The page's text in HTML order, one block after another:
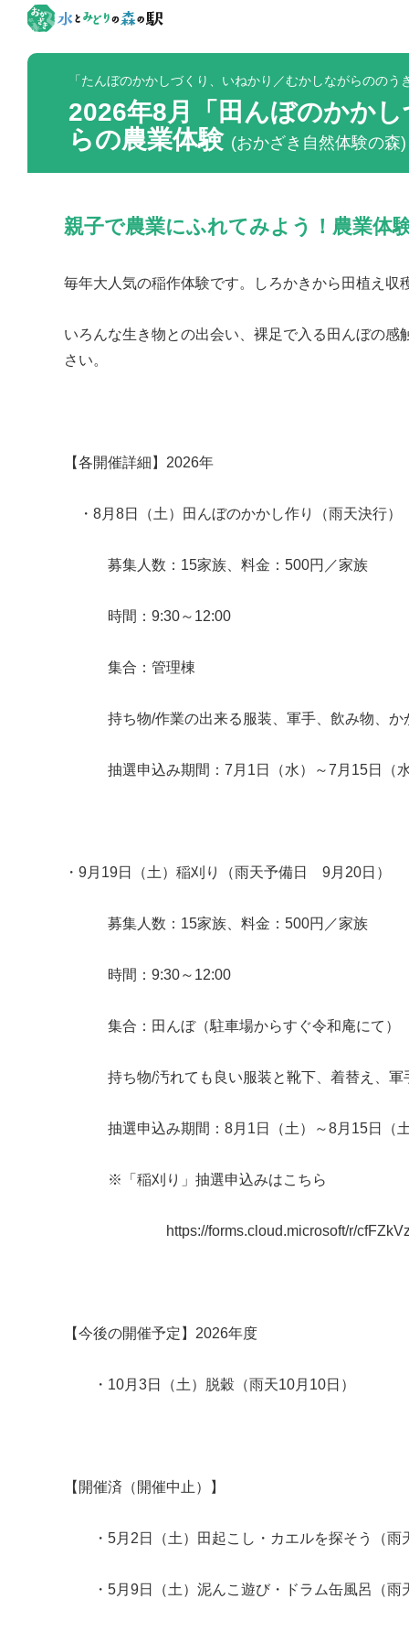
「たんぼのかかしづくり、いねかり／むかしながらのの
2026年8月「田んぼのかか
らの農業体験 (おかざき自然体験の森)
親子で農業にふれてみよう！農業体
毎年大人気の稲作体験です。しろかきから田植え収
いろんな生き物との出会い、裸足で入る田んぼの
さい。
【各開催詳細】2026年
・8月8日（土）田んぼのかかし作り（雨天決行）
募集人数：15家族、料金：500円／家族
時間：9:30～12:00
集合：管理棟
持ち物/作業の出来る服装、軍手、飲み物、か
抽選申込み期間：7月1日（水）～7月15日（
・9月19日（土）稲刈り（雨天予備日 9月20日）
募集人数：15家族、料金：500円／家族
時間：9:30～12:00
集合：田んぼ（駐車場からすぐ令和庵にて）
持ち物/汚れても良い服装と靴下、着替え、軍
抽選申込み期間：8月1日（土）～8月15日（
※「稲刈り」抽選申込みはこちら
https://forms.cloud.microsoft/r/
【今後の開催予定】2026年度
・10月3日（土）脱穀（雨天10月10日）
【開催済（開催中止）】
・5月2日（土）田起こし・カエルを探そう（
・5月9日（土）泥んこ遊び・ドラム缶風呂（